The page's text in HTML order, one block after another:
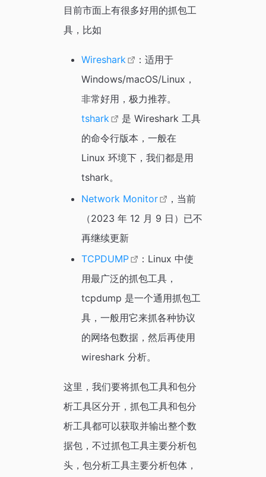
目前市面上有很多好用的抓包工
具，比如
Wireshark
：适用于
Windows/macOS/Linux，
非常好用，极力推荐。
tshark
是 Wireshark 工具
的命令行版本，一般在
Linux 环境下，我们都是用
tshark。
Network Monitor
，当前
（2023 年 12 月 9 日）已不
再继续更新
TCPDUMP
：Linux 中使
用最广泛的抓包工具，
tcpdump 是一个通用抓包工
具，一般用它来抓各种协议
的网络包数据，然后再使用
wireshark 分析。
这里，我们要将抓包工具和包分
析工具区分开，抓包工具和包分
析工具都可以获取并输出整个数
据包，不过抓包工具主要分析包
头，包分析工具主要分析包体，